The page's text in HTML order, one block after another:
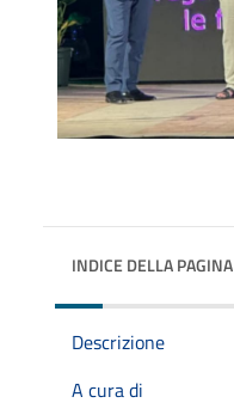
INDICE DELLA PAGINA
Descrizione
A cura di